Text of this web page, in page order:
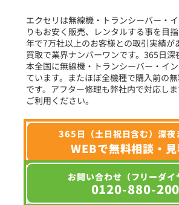
選択条件をリセット
エクセリは無線機・トランシーバー・
りもお安く販売、レンタルする事を目
年で7万社以上のお客様との取引実績が
買取で業界ナンバーワンです。365日深
本全国に無線機・トランシーバー・イ
ています。またほぼ全機種で購入前の
です。アフター修理も弊社内で対応し
ご利用ください。
365日（土日祝日含む）深夜
WEBで無料相談・見
お問い合わせ（フリーダイ
0120-880-200